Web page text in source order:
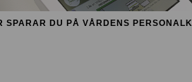
SPARAR DU PÅ VÅRDENS